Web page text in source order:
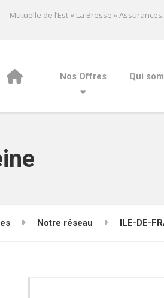
Mutuelle de l’Est « La Bresse »
Nos Offres Qui
Notre réseau ILE-DE-